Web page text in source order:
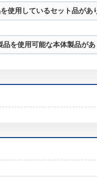
使用しているセット品があ
品を使用可能な本体製品が